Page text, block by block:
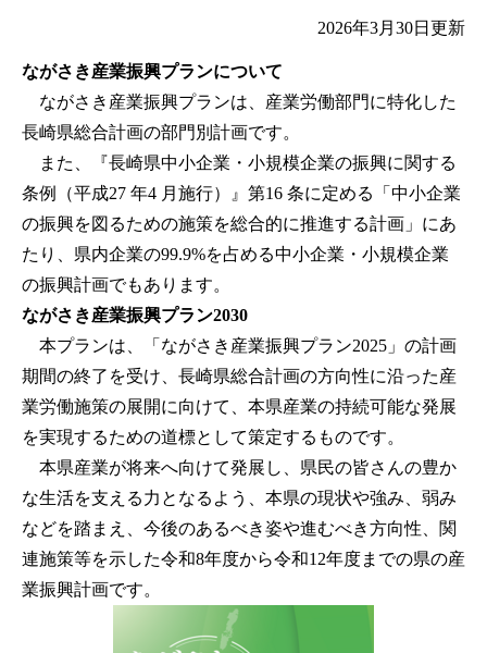
2026年3月30日 更新
ながさき産業振興プランについて
ながさき産業振興プランは、産業労働部門に特化した
長崎県総合計画の部門別計画です。
また、『長崎県中小企業・小規模企業の振興に関する
条例（平成27 年4 月施行）』第16 条に定める「中小企業
の振興を図るための施策を総合的に推進する計画」にあ
たり、県内企業の99.9%を占める中小企業・小規模企業
の振興計画でもあります。
ながさき産業振興プラン2030
本プランは、「ながさき産業振興プラン2025」の計画
期間の終了を受け、長崎県総合計画の方向性に沿った産
業労働施策の展開に向けて、本県産業の持続可能な発展
を実現するための道標として策定するものです。
本県産業が将来へ向けて発展し、県民の皆さんの豊か
な生活を支える力となるよう、本県の現状や強み、弱み
などを踏まえ、今後のあるべき姿や進むべき方向性、関
連施策等を示した令和8年度から令和12年度までの県の産
業振興計画です。